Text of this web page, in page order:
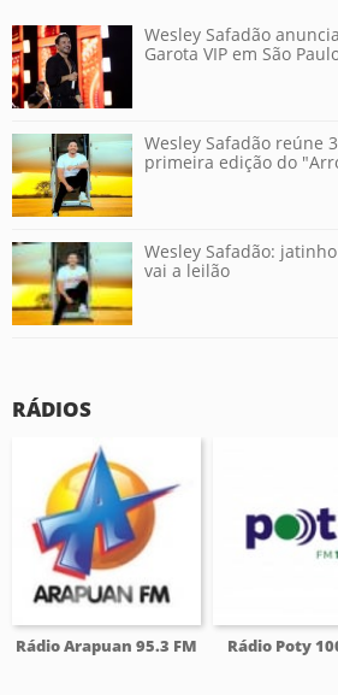
Wesley Safadão
Garota VIP em São
Wesley Safadão reúne
primeira edição do
Wesley Safadão:
vai a leilão
RÁDIOS
Rádio Arapuan 95.3 FM Rádio Poty